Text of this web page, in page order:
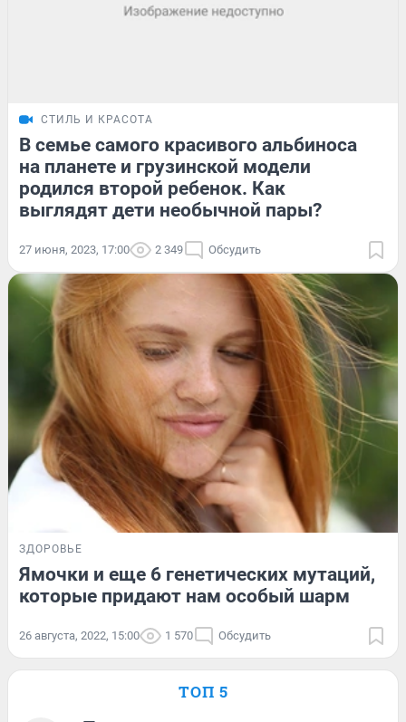
СТИЛЬ И КРАСОТА
В семье самого красивого альбиноса
на планете и грузинской модели
родился второй ребенок. Как
выглядят дети необычной пары?
27 июня, 2023, 17:00 2 349 Обсудить
ЗДОРОВЬЕ
Ямочки и еще 6 генетических мутаций,
которые придают нам особый шарм
26 августа, 2022, 15:00 1 570 Обсудить
ТОП 5